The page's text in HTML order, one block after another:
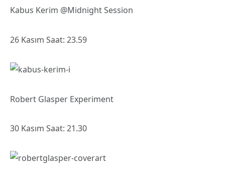
Kabus Kerim @Midnight Session
26 Kasım Saat: 23.59
Robert Glasper Experiment
30 Kasım Saat: 21.30